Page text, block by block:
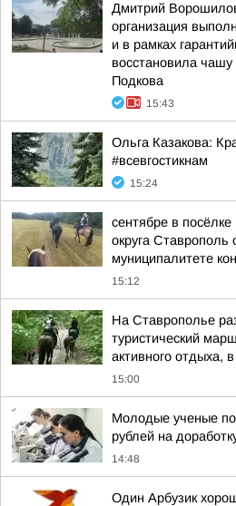
Дмитрий
организация
и в рамках
восстановила
Подкова
15:43
Ольга Казакова:
#всевгостикнам
15:24
сентябре в
округа Ставрополь
муниципалитете
15:12
На Ставрополье
туристический
активного отдыха,
15:00
Молодые ученые
рублей на
14:48
Один Арбузик